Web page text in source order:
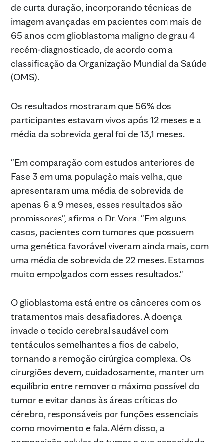
de curta duração, incorporando técnicas de
imagem avançadas em pacientes com mais de
65 anos com glioblastoma maligno de grau 4
recém-diagnosticado, de acordo com a
classificação da Organização Mundial da Saúde
(OMS).
Os resultados mostraram que 56% dos
participantes estavam vivos após 12 meses e a
média da sobrevida geral foi de 13,1 meses.
"Em comparação com estudos anteriores de
Fase 3 em uma população mais velha, que
apresentaram uma média de sobrevida de
apenas 6 a 9 meses, esses resultados são
promissores", afirma o Dr. Vora. "Em alguns
casos, pacientes com tumores que possuem
uma genética favorável viveram ainda mais, com
uma média de sobrevida de 22 meses. Estamos
muito empolgados com esses resultados."
O glioblastoma está entre os cânceres com os
tratamentos mais desafiadores. A doença
invade o tecido cerebral saudável com
tentáculos semelhantes a fios de cabelo,
tornando a remoção cirúrgica complexa. Os
cirurgiões devem, cuidadosamente, manter um
equilíbrio entre remover o máximo possível do
tumor e evitar danos às áreas críticas do
cérebro, responsáveis por funções essenciais
como movimento e fala. Além disso, a